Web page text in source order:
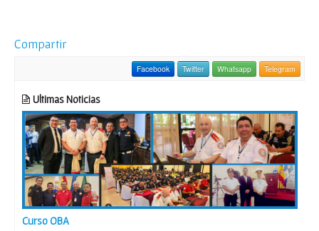
Compartir
Facebook Twitter Whatsapp Telegram
Ultimas Noticias
Curso OBA